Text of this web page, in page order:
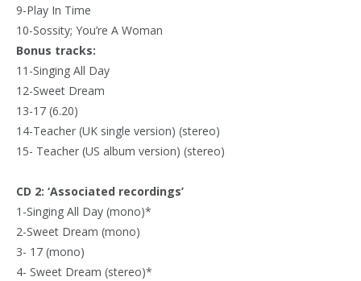
9-Play In Time
10-Sossity; You’re A Woman
Bonus tracks:
11-Singing All Day
12-Sweet Dream
13-17 (6.20)
14-Teacher (UK single version) (stereo)
15- Teacher (US album version) (stereo)
CD 2: ‘Associated recordings’
1-Singing All Day (mono)*
2-Sweet Dream (mono)
3- 17 (mono)
4- Sweet Dream (stereo)*